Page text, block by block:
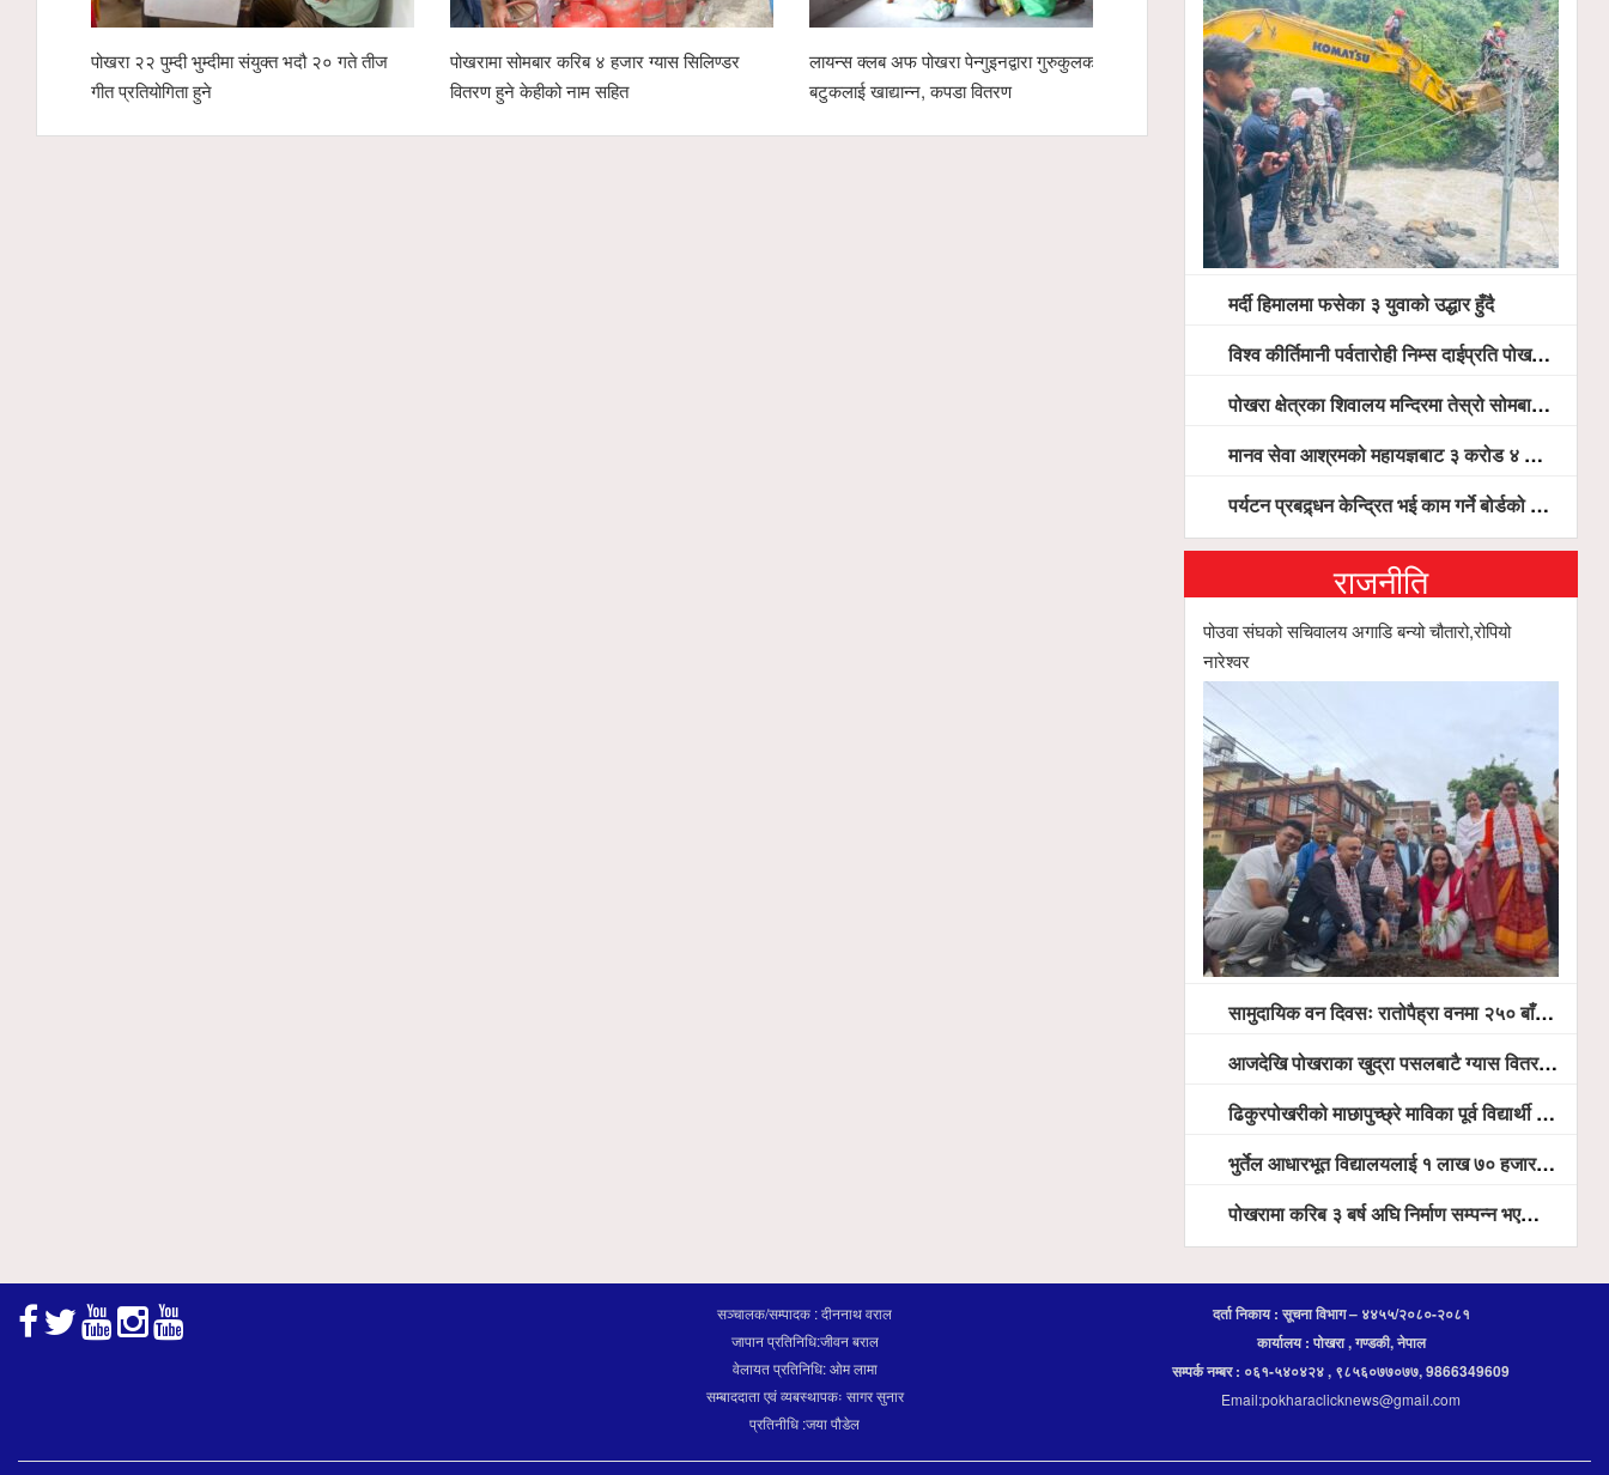
पोखरा २२ पुम्दी भुम्दीमा संयुक्त भदौ २० गते तीज
गीत प्रतियोगिता हुने
पोखरामा सोमबार करिब ४ हजार ग्यास सिलिण्डर
वितरण हुने केहीको नाम सहित
लायन्स क्लब अफ पोखरा पेन्गुइनद्वारा गुरुकुलका
बटुकलाई खाद्यान्न, कपडा वितरण
कृषि क्षेत्रको विकासका लागि लेखनाथमा अन्तरक्रिया पोखरा
मर्दी हिमालमा फसेका ३ युवाको उद्धार हुँदै
विश्व कीर्तिमानी पर्वतारोही निम्स दाईप्रति पोखरामा श्रद्धाञ्जली, दीप प्रज्वलन गर्दै योगदानको प्रशंसा (भिडियो सहित)
पोखरा क्षेत्रका शिवालय मन्दिरमा तेस्रो सोमबार भक्तजनको बिहानैदेखि घुइँचो
मानव सेवा आश्रमको महायज्ञबाट ३ करोड ४ लाख ५९ हजार बचत, १ करोड ४४ लाख उठ्न बाँकी, विना संचार माध्यम तर प्रचार प्रसारमै भयो १९ लाख खर्च !
पर्यटन प्रबद्र्धन केन्द्रित भई काम गर्ने बोर्डको योजना छः सदस्य पोखरेल, चलिय पोखरालाई थप प्रभावकारी बनाउन होटल संघको माग
राजनीति
पोउवा संघको सचिवालय अगाडि बन्यो चौतारो,रोपियो
नारेश्वर
सामुदायिक वन दिवसः रातोपैह्रा वनमा २५० बाँसका विरुवा रोपियो
आजदेखि पोखराका खुद्रा पसलबाटै ग्यास वितरण हुदै, बजारमा ७ हजार भन्दा बढी सिलिण्डर आउने तयारी
ढिकुरपोखरीको माछापुच्छ्रे माविका पूर्व विद्यार्थी मञ्चद्धारा निःशुल्क आँखा शिविर सञ्चालन, ५ सय जना लाभान्वित
भुर्तेल आधारभूत विद्यालयलाई १ लाख ७० हजार रुपैयाँ बराबरका शैक्षिक सामग्री हस्तान्तरण
पोखरामा करिब ३ बर्ष अघि निर्माण सम्पन्न भएको विद्युतीय शवदाह गृह अझै संचालनमा आउन सकेन, तत्काल संचालन गर्न स्थानियको माग
सञ्चालक/सम्पादक : दीननाथ वराल
जापान प्रतिनिधि:जीवन बराल
वेलायत प्रतिनिधि: ओम लामा
सम्बाददाता एवं व्यबस्थापकः सागर सुनार
प्रतिनीधि :जया पौडेल
दर्ता निकाय : सूचना विभाग – ४४५५/२०८०-२०८१
कार्यालय : पोखरा , गण्डकी, नेपाल
सम्पर्क नम्बर : ०६१-५४०४२४ , ९८५६०७७०७७, 9866349609
Email:pokharaclicknews@gmail.com